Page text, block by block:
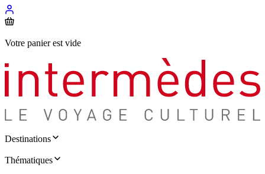
Votre panier est vide
Destinations
Thématiques